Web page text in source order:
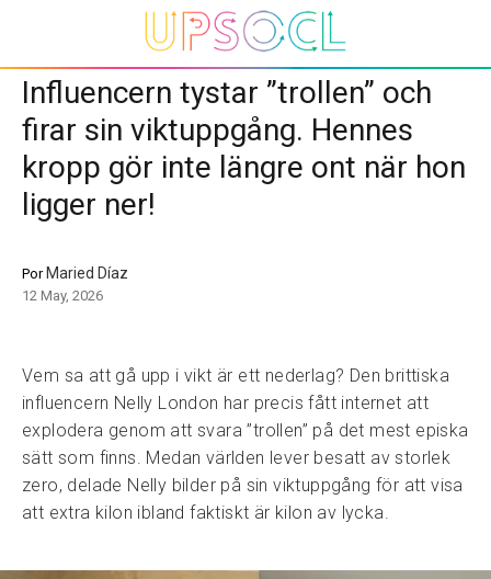
Influencern tystar ”trollen” och
firar sin viktuppgång. Hennes
kropp gör inte längre ont när hon
ligger ner!
Por Maried Díaz
12 May, 2026
Vem sa att gå upp i vikt är ett nederlag? Den brittiska
influencern Nelly London har precis fått internet att
explodera genom att svara ”trollen” på det mest episka
sätt som finns. Medan världen lever besatt av storlek
zero, delade Nelly bilder på sin viktuppgång för att visa
att extra kilon ibland faktiskt är kilon av lycka.